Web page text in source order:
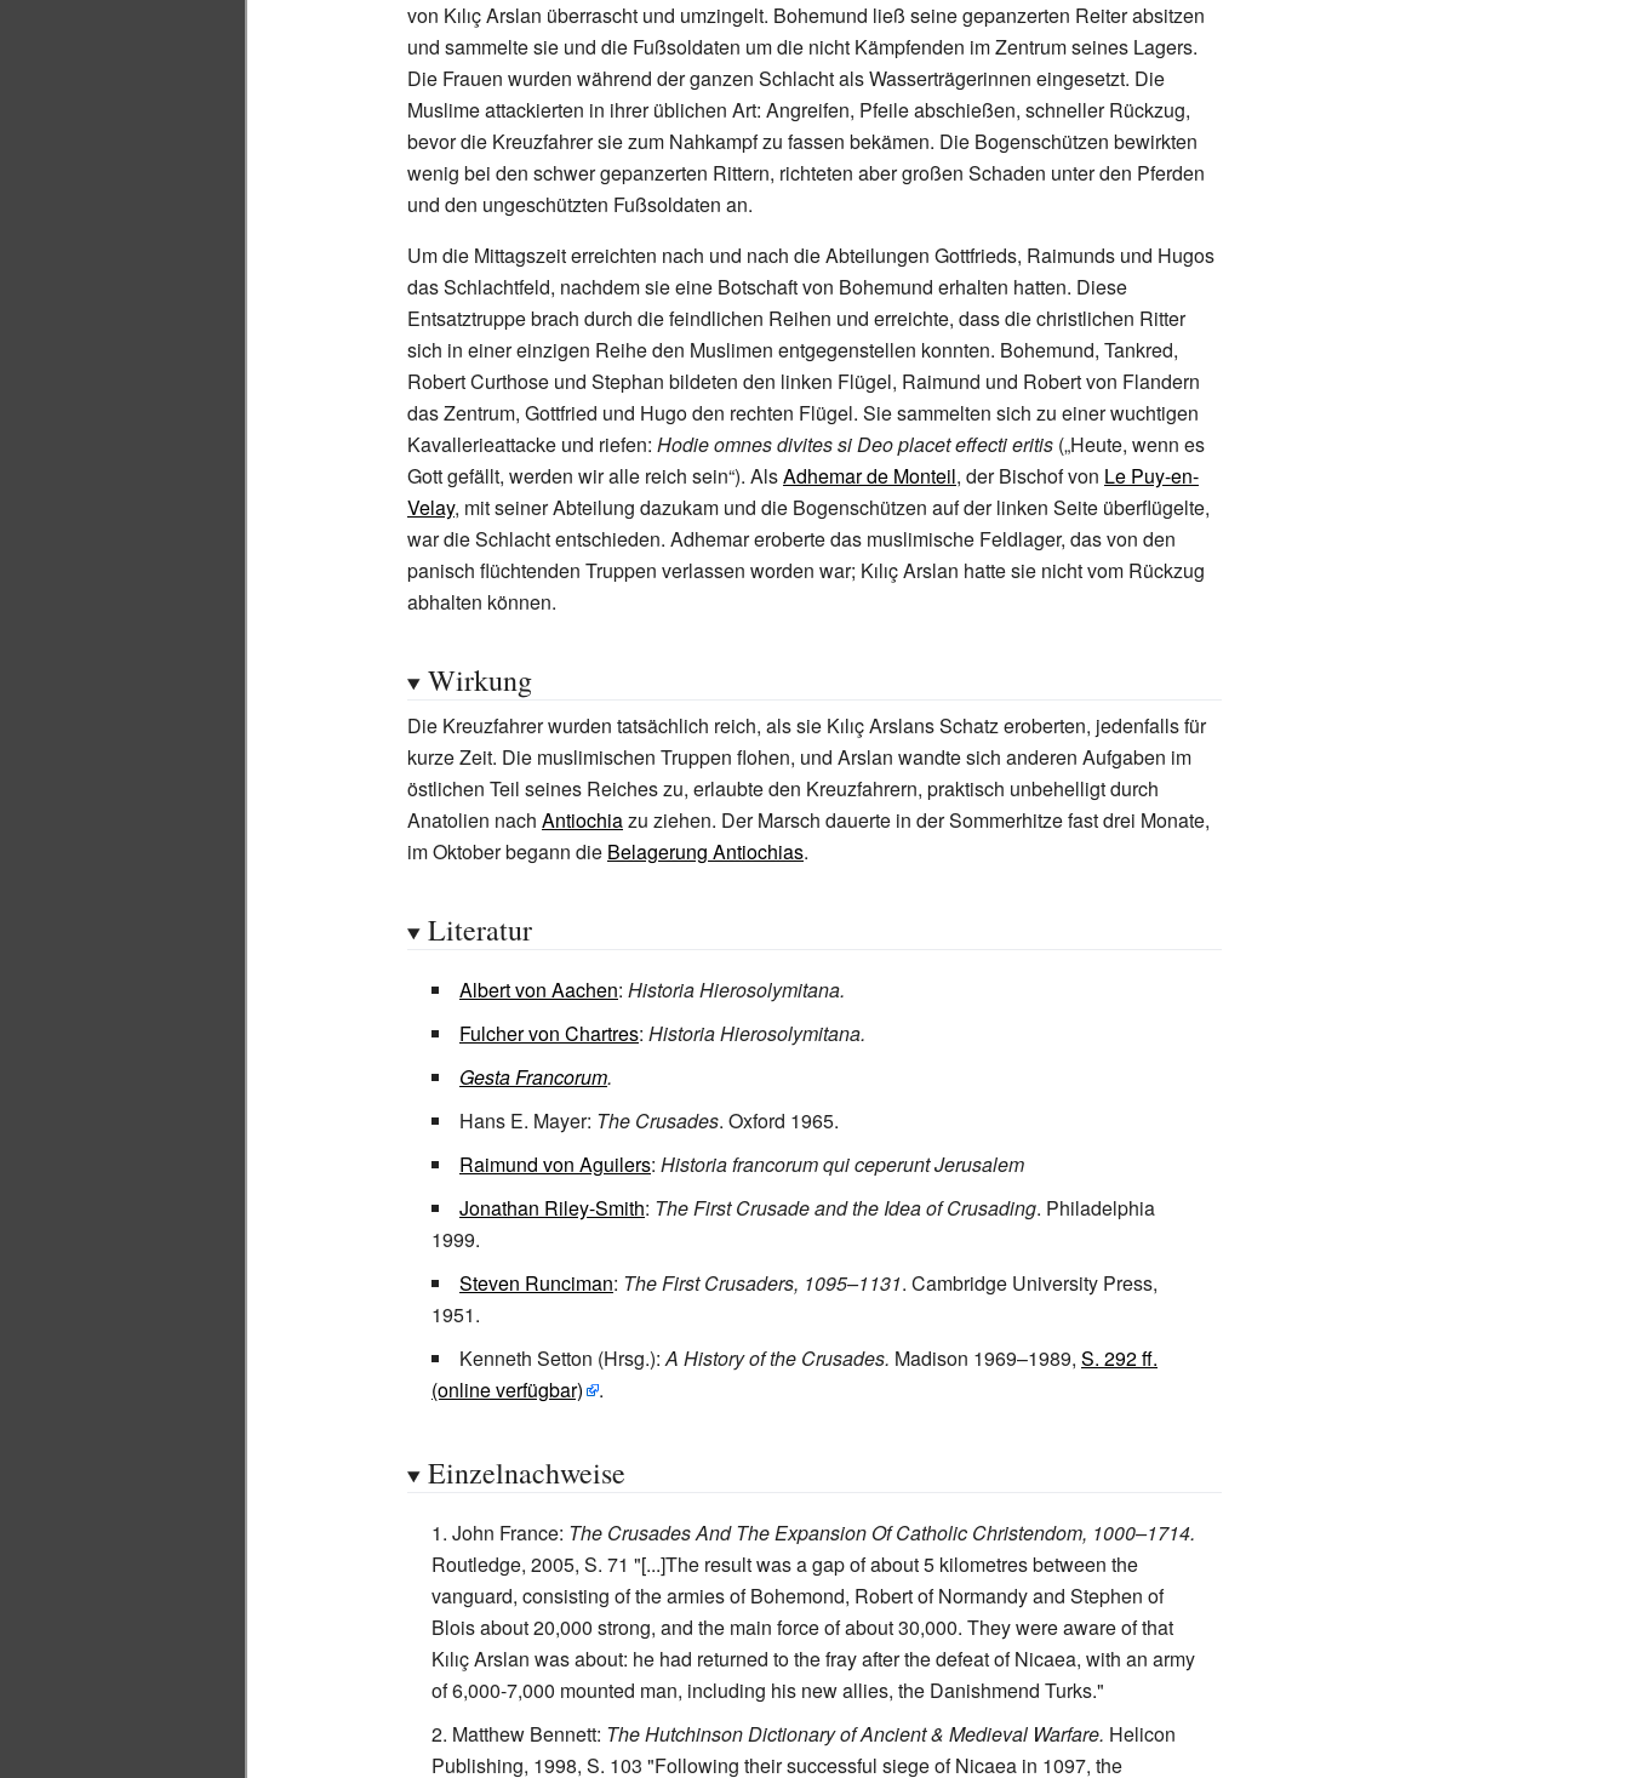
von Kılıç Arslan überrascht und umzingelt. Bohemund ließ seine gepanzerten Reiter absitzen
und sammelte sie und die Fußsoldaten um die nicht Kämpfenden im Zentrum seines Lagers.
Die Frauen wurden während der ganzen Schlacht als Wasserträgerinnen eingesetzt. Die
Muslime attackierten in ihrer üblichen Art: Angreifen, Pfeile abschießen, schneller Rückzug,
bevor die Kreuzfahrer sie zum Nahkampf zu fassen bekämen. Die Bogenschützen bewirkten
wenig bei den schwer gepanzerten Rittern, richteten aber großen Schaden unter den Pferden
und den ungeschützten Fußsoldaten an.
Um die Mittagszeit erreichten nach und nach die Abteilungen Gottfrieds, Raimunds und Hugos
das Schlachtfeld, nachdem sie eine Botschaft von Bohemund erhalten hatten. Diese
Entsatztruppe brach durch die feindlichen Reihen und erreichte, dass die christlichen Ritter
sich in einer einzigen Reihe den Muslimen entgegenstellen konnten. Bohemund, Tankred,
Robert Curthose und Stephan bildeten den linken Flügel, Raimund und Robert von Flandern
das Zentrum, Gottfried und Hugo den rechten Flügel. Sie sammelten sich zu einer wuchtigen
Kavallerieattacke und riefen: Hodie omnes divites si Deo placet effecti eritis („Heute, wenn es
Gott gefällt, werden wir alle reich sein“). AlsAdhemar de Monteil, der Bischof von Le Puy-en-
Velay, mit seiner Abteilung dazukam und die Bogenschützen auf der linken Seite überflügelte,
war die Schlacht entschieden. Adhemar eroberte das muslimische Feldlager, das von den
panisch flüchtenden Truppen verlassen worden war; Kılıç Arslan hatte sie nicht vom Rückzug
abhalten können.
Wirkung
Die Kreuzfahrer wurden tatsächlich reich, als sie Kılıç Arslans Schatz eroberten, jedenfalls für
kurze Zeit. Die muslimischen Truppen flohen, und Arslan wandte sich anderen Aufgaben im
östlichen Teil seines Reiches zu, erlaubte den Kreuzfahrern, praktisch unbehelligt durch
Anatolien nach Antiochiazu ziehen. Der Marsch dauerte in der Sommerhitze fast drei Monate,
im Oktober begann die Belagerung Antiochias.
Literatur
Albert von Aachen: Historia Hierosolymitana.
Fulcher von Chartres: Historia Hierosolymitana.
Gesta Francorum.
Hans E. Mayer: The Crusades. Oxford 1965.
Raimund von Aguilers: Historia francorum qui ceperunt Jerusalem
Jonathan Riley-Smith: The First Crusade and the Idea of Crusading. Philadelphia
1999.
Steven Runciman: The First Crusaders, 1095–1131. Cambridge University Press,
1951.
Kenneth Setton (Hrsg.):A History of the Crusades. Madison 1969–1989, S. 292 ff.
(online verfügbar)
.
Einzelnachweise
John France: The Crusades And The Expansion Of Catholic Christendom, 1000–1714.
Routledge, 2005, S. 71 "[...]The result was a gap of about 5 kilometres between the
vanguard, consisting of the armies of Bohemond, Robert of Normandy and Stephen of
Blois about 20,000 strong, and the main force of about 30,000. They were aware of that
Kılıç Arslan was about: he had returned to the fray after the defeat of Nicaea, with an army
of 6,000-7,000 mounted man, including his new allies, the Danishmend Turks."
Matthew Bennett: The Hutchinson Dictionary of Ancient & Medieval Warfare. Helicon
Publishing, 1998, S. 103 "Following their successful siege of Nicaea in 1097, the